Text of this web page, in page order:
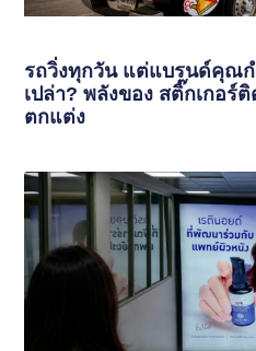
รถวิ่งทุกวัน แต่แบรนด์คุณก
เปล่า? พลังของ สติ๊กเกอร์
ตกแต่ง